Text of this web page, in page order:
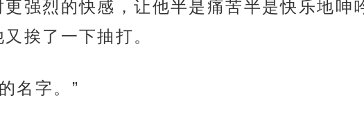
更强烈的快感，让他半是痛苦半是快乐地
挨了一下抽打。
名字。”